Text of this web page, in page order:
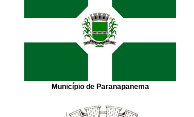
Município de Paranapanema